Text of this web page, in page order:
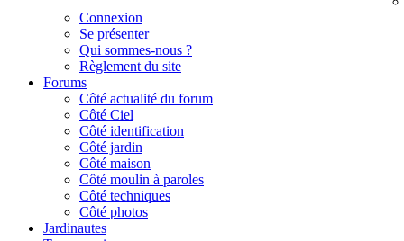
Connexion
Se présenter
Qui sommes-nous ?
Règlement du site
Forums
Côté actualité du forum
Côté Ciel
Côté identification
Côté jardin
Côté maison
Côté moulin à paroles
Côté techniques
Côté photos
Jardinautes